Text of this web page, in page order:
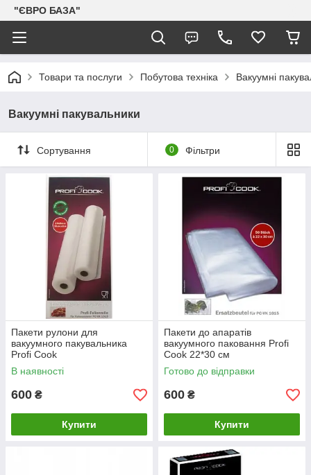
"ЄВРО БАЗА"
Товари та послуги Побутова техніка Вакуумні
Вакуумні пакувальники
Сортування 0 Фільтри
Пакети рулони для
вакуумного пакувальника
Profi Cook
В наявності
600 ₴
Купити
Пакети до апаратів
вакуумного паковання Profi
Cook 22*30 см
Готово до відправки
600 ₴
Купити